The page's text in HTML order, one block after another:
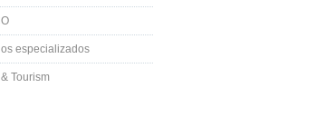
especializados
Tourism